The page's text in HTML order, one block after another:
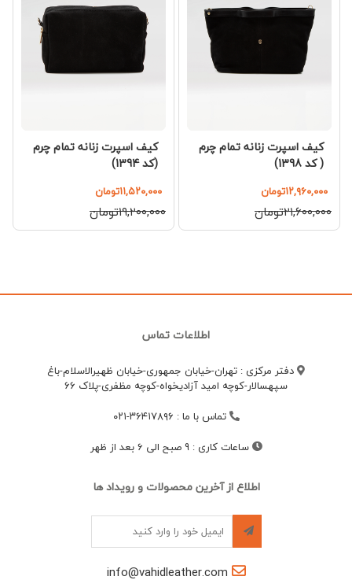
کیف اسپرت زنانه تمام چرم
( کد 1398)
۱۲,۹۶۰,۰۰۰تومان
۲۱,۶۰۰,۰۰۰تومان
کیف اسپرت زنانه تمام چرم
(کد 1394)
۱۱,۵۲۰,۰۰۰تومان
۱۹,۲۰۰,۰۰۰تومان
اطلاعات تماس
دفتر مرکزی : تهران-خیابان جمهوری-خیابان ظهیرالاسلام-باغ
سپهسالار-کوچه امید آزادیخواه-کوچه مظفری-پلاک 66
تماس با ما : ۳۶۴۱۷۸۹۶-۰۲۱
ساعات کاری : 9 صبح الی 6 بعد از ظهر
اطلاع از آخرین محصولات و رویداد ها
info@vahidleather.com